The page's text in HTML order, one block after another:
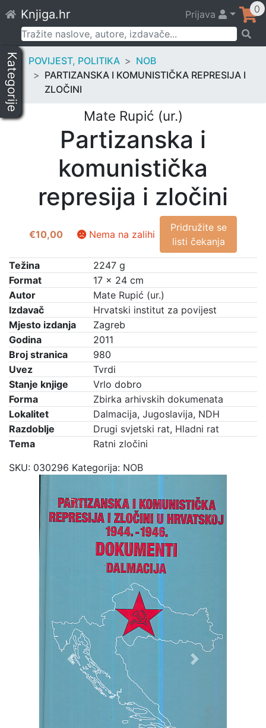
to
content
Knjiga.hr Prijava 0
Pretraži:
Kategorije POVIJEST, POLITIKA
NOB
PARTIZANSKA I KOMUNISTIČKA REPRESIJA I
ZLOČINI
Mate Rupić (ur.)
Partizanska i
komunistička
represija i zločini
€10,00 Nema na zalihi
Pridružite se
listi čekanja
Težina
2247 g
Format
17 × 24 cm
Autor
Mate Rupić (ur.)
Izdavač
Hrvatski institut za povijest
Mjesto izdanja
Zagreb
Godina
2011
Broj stranica
980
Uvez
Tvrdi
Stanje knjige
Vrlo dobro
Forma
Zbirka arhivskih dokumenata
Lokalitet
Dalmacija, Jugoslavija, NDH
Razdoblje
Drugi svjetski rat, Hladni rat
Tema
Ratni zločini
SKU: 030296 Kategorija: NOB
Previous Next